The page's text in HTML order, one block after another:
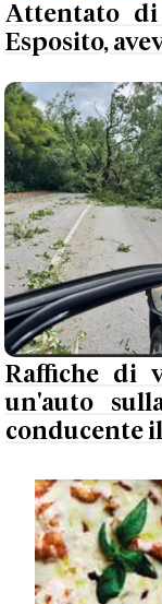
Attentato di
Esposito,
Raffiche di
un'auto
conducente